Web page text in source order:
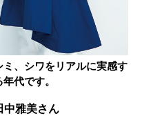
ミ、シワをリアルに実感す
年代です。
中雅美さん